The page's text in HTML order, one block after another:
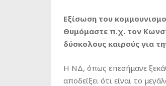
Εξίσωση του
Θυμόμαστε π.χ. τον
δύσκολους καιρούς για
Η ΝΔ, όπως επεσήμανε
αποδείξει ότι είναι το